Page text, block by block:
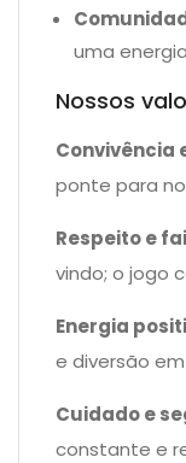
uma
Nossos
Convivência
ponte para
Respeito e
vindo; o jogo
Energia
e diversão
Cuidado e
constante e